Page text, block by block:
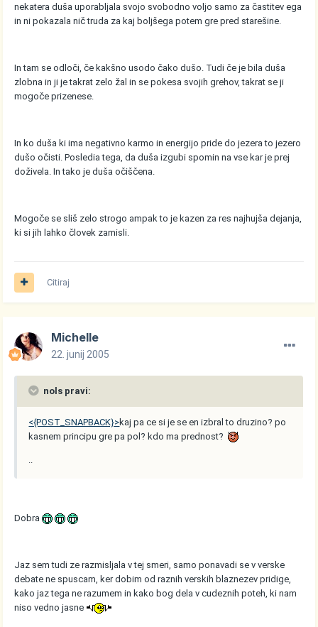
nekatera duša uporabljala svojo svobodno voljo samo za častitev ega
in ni pokazala nič truda za kaj boljšega potem gre pred starešine.
In tam se odloči, če kakšno usodo čako dušo. Tudi če je bila duša
zlobna in ji je takrat zelo žal in se pokesa svojih grehov, takrat se ji
mogoče prizenese.
In ko duša ki ima negativno karmo in energijo pride do jezera to jezero
dušo očisti. Posledia tega, da duša izgubi spomin na vse kar je prej
doživela. In tako je duša očiščena.
Mogoče se sliš zelo strogo ampak to je kazen za res najhujša dejanja,
ki si jih lahko človek zamisli.
Citiraj
Michelle
22. junij 2005
nols pravi:
<{POST_SNAPBACK}>kaj pa ce si je se en izbral to druzino? po
kasnem principu gre pa pol? kdo ma prednost?
..
Dobra
Jaz sem tudi ze razmisljala v tej smeri, samo ponavadi se v verske
debate ne spuscam, ker dobim od raznih verskih blaznezev pridige,
kako jaz tega ne razumem in kako bog dela v cudeznih poteh, ki nam
niso vedno jasne